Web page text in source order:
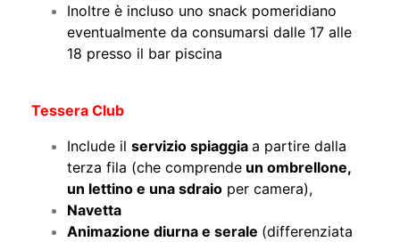
Inoltre è incluso uno snack pomeridiano
eventualmente da consumarsi dalle 17 alle
18 presso il bar piscina
Tessera Club
Include il servizio spiaggia a partire dalla
terza fila (che comprende un ombrellone,
un lettino e una sdraio per camera),
Navetta
Animazione diurna e serale (differenziata